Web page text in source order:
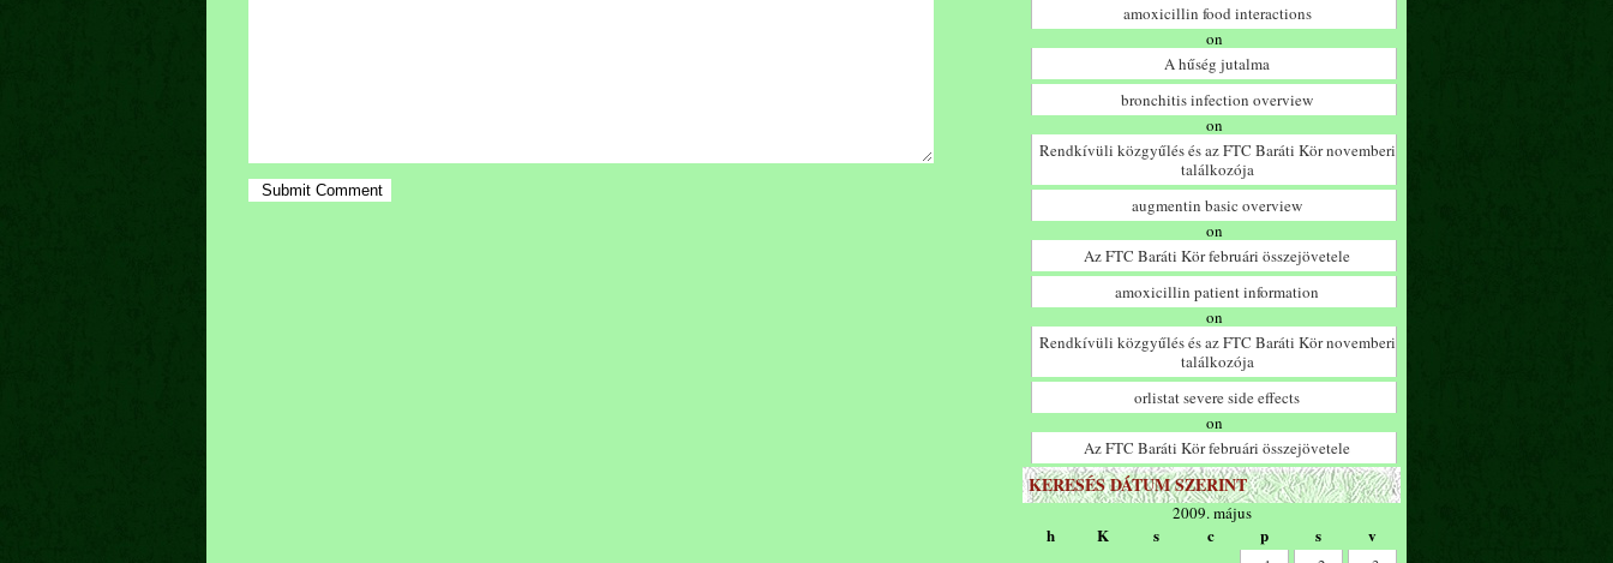
amoxicillin food interactions
on
A hűség jutalma
bronchitis infection overview
on
Rendkívüli közgyűlés és az FTC Baráti Kör novemberi
találkozója
augmentin basic overview
on
Az FTC Baráti Kör februári összejövetele
amoxicillin patient information
on
Rendkívüli közgyűlés és az FTC Baráti Kör novemberi
találkozója
orlistat severe side effects
on
Az FTC Baráti Kör februári összejövetele
KERESÉS DÁTUM SZERINT
2009. május
h K s c p s v